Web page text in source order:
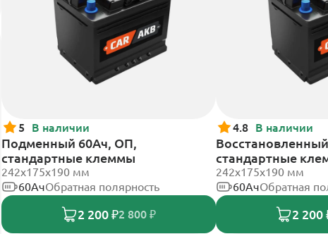
5 В наличии
Подменный 60Ач, ОП,
стандартные клеммы
242х175х190 мм
60АчОбратная полярность
2 200 ₽2 800 ₽
4.8 В наличии
стандартные
242х175х190 мм
60АчОбратная
2 200